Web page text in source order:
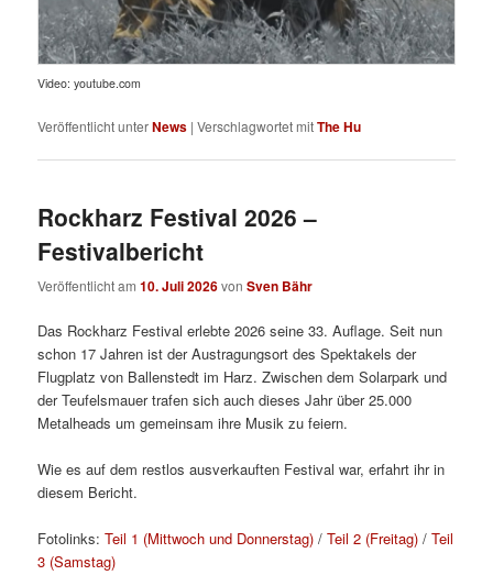
Video: youtube.com
Veröffentlicht unterNews |Verschlagwortet mitThe Hu
Rockharz Festival 2026 –
Festivalbericht
Veröffentlicht am10. Juli 2026vonSven Bähr
Das Rockharz Festival erlebte 2026 seine 33. Auflage. Seit nun
schon 17 Jahren ist der Austragungsort des Spektakels der
Flugplatz von Ballenstedt im Harz. Zwischen dem Solarpark und
der Teufelsmauer trafen sich auch dieses Jahr über 25.000
Metalheads um gemeinsam ihre Musik zu feiern.
Wie es auf dem restlos ausverkauften Festival war, erfahrt ihr in
diesem Bericht.
Fotolinks:Teil 1 (Mittwoch und Donnerstag) /Teil 2 (Freitag) /Teil
3 (Samstag)